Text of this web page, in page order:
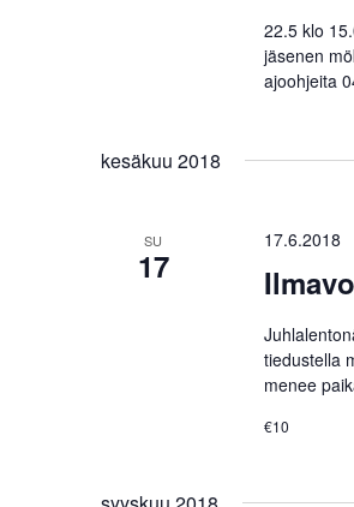
22.5 klo
jäsenen
ajoohjeita
kesäkuu 2018
SU
17
17.6.2018
tiedustella
menee
€10